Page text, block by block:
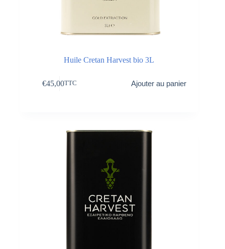
Huile Cretan Harvest bio 3L
€45,00TTC Ajouter au panier